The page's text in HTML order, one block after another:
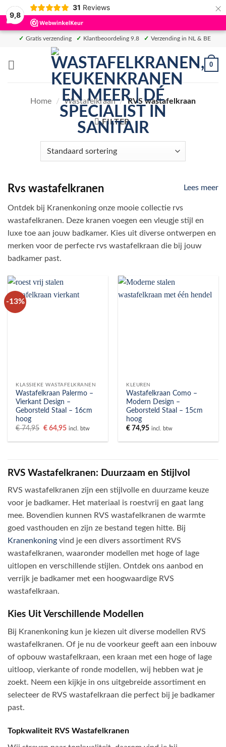
9,8
31 Reviews ×
inhoud
✓ Gratis verzending ✓ Klantbeoordeling 9.8 ✓ Verzending in NL & BE
0
Home / Wastafelkraan / RVS wastafelkraan
FILTER
Lees meer
Rvs wastafelkranen
Ontdek bij Kranenkoning onze mooie collectie rvs
wastafelkranen. Deze kranen voegen een vleugje stijl en
luxe toe aan jouw badkamer. Kies uit diverse ontwerpen en
merken voor de perfecte rvs wastafelkraan die bij jouw
badkamer past.
-13%
KLASSIEKE WASTAFELKRANEN
Wastafelkraan Palermo –
Vierkant Design –
Geborsteld Staal – 16cm
hoog
€74,95 Oorspronkelijke
was:
€ 64,95Huidige
is:
incl. btw
KLEUREN
Wastafelkraan Como –
Modern Design –
Geborsteld Staal – 15cm
hoog
€ 74,95 incl. btw
RVS Wastafelkranen: Duurzaam en Stijlvol
RVS wastafelkranen zijn een stijlvolle en duurzame keuze
voor je badkamer. Het materiaal is roestvrij en gaat lang
mee. Bovendien kunnen RVS wastafelkranen de warmte
goed vasthouden en zijn ze bestand tegen hitte. Bij
Kranenkoning vind je een divers assortiment RVS
wastafelkranen, waaronder modellen met hoge of lage
uitlopen en verschillende stijlen. Ontdek ons aanbod en
verrijk je badkamer met een hoogwaardige RVS
wastafelkraan.
Kies Uit Verschillende Modellen
Bij Kranenkoning kun je kiezen uit diverse modellen RVS
wastafelkranen. Of je nu de voorkeur geeft aan een inbouw
of opbouw wastafelkraan, een kraan met een hoge of lage
uitloop, vierkante of ronde modellen, wij hebben wat je
zoekt. Neem een kijkje in ons uitgebreide assortiment en
selecteer de RVS wastafelkraan die perfect bij je badkamer
past.
Topkwaliteit RVS Wastafelkranen